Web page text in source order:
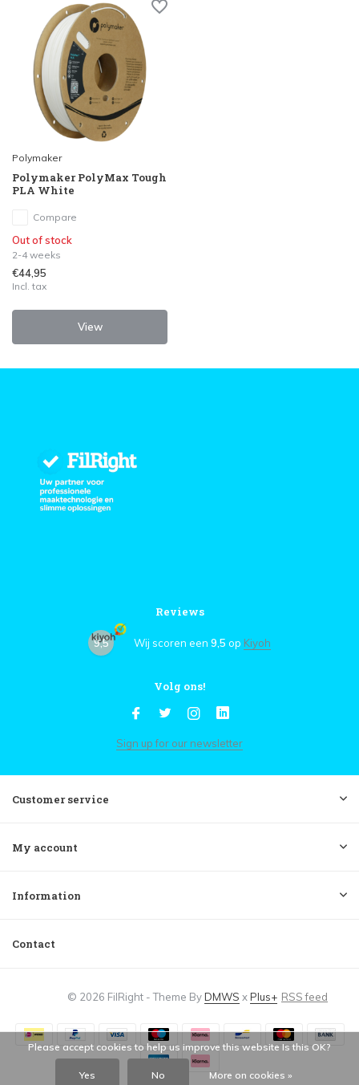
Polymaker
Polymaker PolyMax Tough
PLA White
Compare
Out of stock
2-4 weeks
€44,95
Incl. tax
View
Reviews
9,5 Wij scoren een 9,5 op Kiyoh
Volg ons!
Sign up for our newsletter
Customer service
My account
Information
Contact
© 2026 FilRight - Theme ByDMWS xPlus+ RSS feed
Please accept cookies to help us improve this website Is this OK?
Yes No More on cookies »